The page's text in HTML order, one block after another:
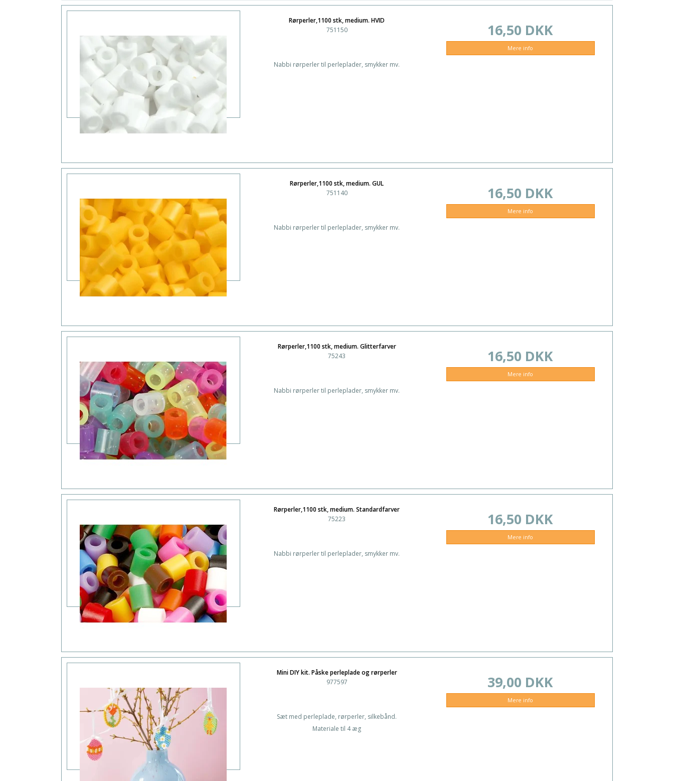
Rørperler,1100 stk, medium. HVID
751150
Nabbi rørperler til perleplader, smykker mv.
16,50 DKK
Mere info
Rørperler,1100 stk, medium. GUL
751140
Nabbi rørperler til perleplader, smykker mv.
16,50 DKK
Mere info
Rørperler,1100 stk, medium. Glitterfarver
75243
Nabbi rørperler til perleplader, smykker mv.
16,50 DKK
Mere info
Rørperler,1100 stk, medium. Standardfarver
75223
Nabbi rørperler til perleplader, smykker mv.
16,50 DKK
Mere info
Mini DIY kit. Påske perleplade og rørperler
977597
Sæt med perleplade, rørperler, silkebånd.
Materiale til 4 æg
39,00 DKK
Mere info